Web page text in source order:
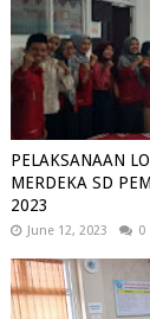
PELAKSANAAN
MERDEKA SD
2023
June 12, 2023 0